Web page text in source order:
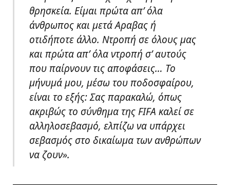
θρησκεία. Είμαι πρώτα απ’ όλα
άνθρωπος και μετά Αραβας ή
οτιδήποτε άλλο. Ντροπή σε όλους μας
και πρώτα απ’ όλα ντροπή σ’ αυτούς
που παίρνουν τις αποφάσεις… Το
μήνυμά μου, μέσω του ποδοσφαίρου,
είναι το εξής: Σας παρακαλώ, όπως
ακριβώς το σύνθημα της FIFA καλεί σε
αλληλοσεβασμό, ελπίζω να υπάρχει
σεβασμός στο δικαίωμα των ανθρώπων
να ζουν».